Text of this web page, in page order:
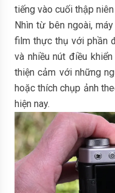
tiếng vào cuối thập niên
Nhìn từ bên ngoài,
film thực thụ với phần
và nhiều nút điều
thiện cảm với những
hoặc thích chụp ảnh
hiện nay.